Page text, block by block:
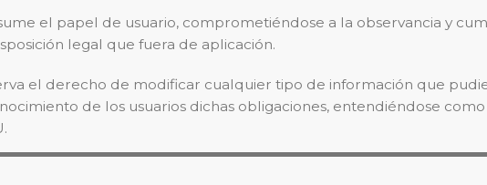
el papel de usuario, comprometiéndose a la observancia y
legal que fuera de aplicación.
el derecho de modificar cualquier tipo de información que
de los usuarios dichas obligaciones, entendiéndose